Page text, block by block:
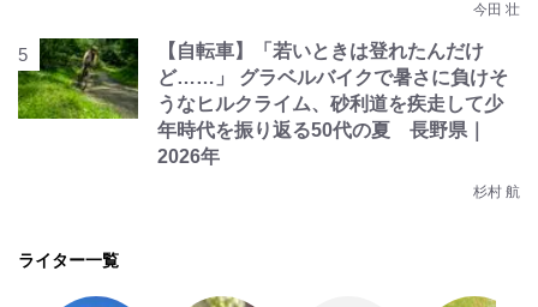
今田 壮
【自転車】「若いときは登れたんだけ
ど……」 グラベルバイクで暑さに負けそ
うなヒルクライム、砂利道を疾走して少
年時代を振り返る50代の夏 長野県｜
2026年
杉村 航
ライター一覧